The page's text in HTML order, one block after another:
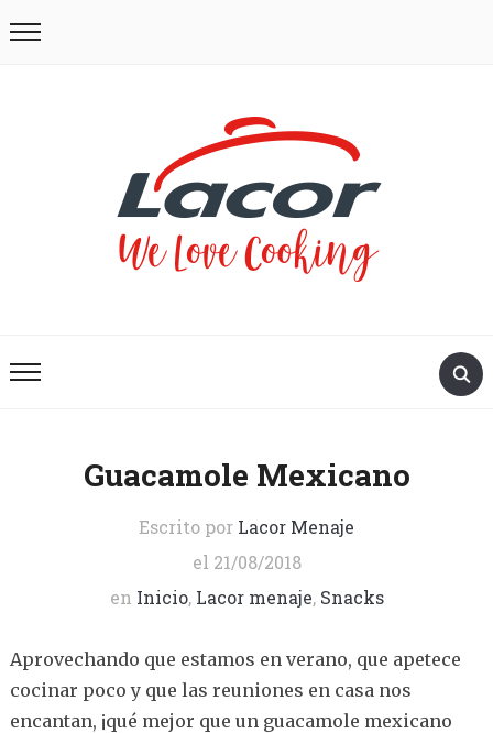
Guacamole Mexicano
Escrito por Lacor Menaje
el 21/08/2018
en Inicio, Lacor menaje, Snacks
Aprovechando que estamos en verano, que apetece
cocinar poco y que las reuniones en casa nos
encantan, ¡qué mejor que un guacamole mexicano